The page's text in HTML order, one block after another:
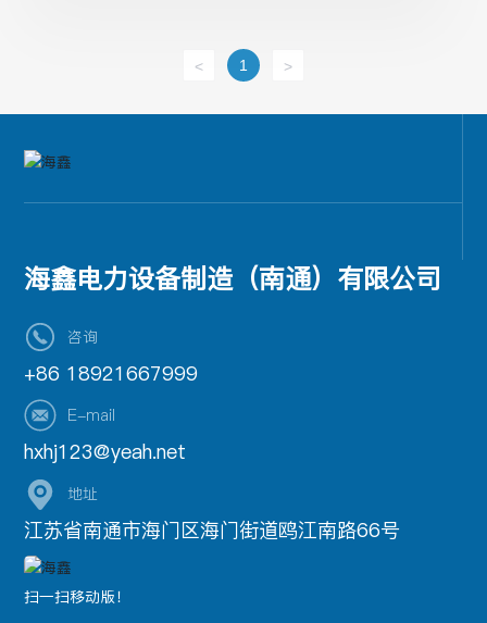
< 1 >
海鑫电力设备制造（南通）有限公司
咨询
+86 18921667999
E-mail
hxhj123@yeah.net
地址
江苏省南通市海门区海门街道鸥江南路66号
扫一扫移动版！